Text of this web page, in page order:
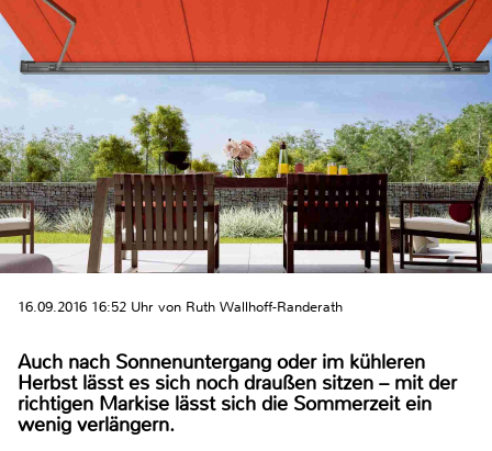
16.09.2016 16:52 Uhr von Ruth Wallhoff-Randerath
Auch nach Sonnenuntergang oder im kühleren
Herbst lässt es sich noch draußen sitzen – mit der
richtigen Markise lässt sich die Sommerzeit ein
wenig verlängern.